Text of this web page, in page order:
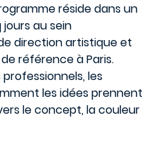
réside dans un
au sein
direction artistique et
référence à Paris.
les
les idées prennent
le concept, la couleur